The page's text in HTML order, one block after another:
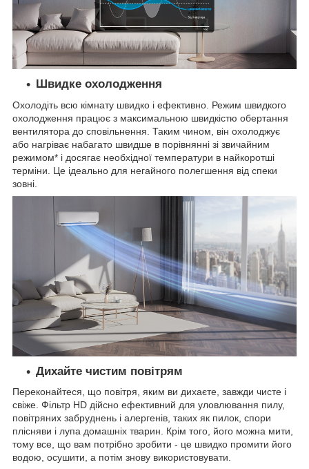
Швидке охолодження
Охолодіть всю кімнату швидко і ефективно. Режим швидкого
охолодження працює з максимальною швидкістю обертання
вентилятора до сповільнення. Таким чином, він охолоджує
або нагріває набагато швидше в порівнянні зі звичайним
режимом* і досягає необхідної температури в найкоротші
терміни. Це ідеально для негайного полегшення від спеки
зовні.
Дихайте чистим повітрям
Переконайтеся, що повітря, яким ви дихаєте, завжди чисте і
свіже. Фільтр HD дійсно ефективний для уловлювання пилу,
повітряних забруднень і алергенів, таких як пилок, спори
плісняви і лупа домашніх тварин. Крім того, його можна мити,
тому все, що вам потрібно зробити - це швидко промити його
водою, осушити, а потім знову використовувати.